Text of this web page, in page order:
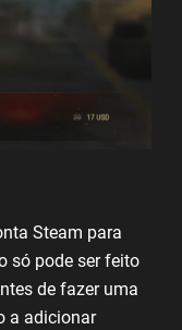
Steam para
só pode ser feito
de fazer uma
a adicionar